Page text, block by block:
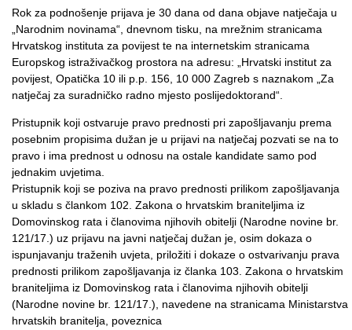
Rok za podnošenje prijava je 30 dana od dana objave natječaja u
„Narodnim novinama“, dnevnom tisku , na mrežnim stranicama
Hrvatskog instituta za povijest te na internetskim stranicama
Europskog istraživačkog prostora na adresu: „Hrvatski institut za
povijest, Opatička 10 ili p.p. 156, 10 000 Zagreb s naznakom „Za
natječaj za suradničko radno mjesto poslijedoktorand“.
Pristupnik koji ostvaruje pravo prednosti pri zapošljavanju prema
posebnim propisima dužan je u prijavi na natječaj pozvati se na to
pravo i ima prednost u odnosu na ostale kandidate samo pod
jednakim uvjetima.
Pristupnik koji se poziva na pravo prednosti prilikom zapošljavanja
u skladu s člankom 102. Zakona o hrvatskim braniteljima iz
Domovinskog rata i članovima njihovih obitelji (Narodne novine br.
121/17.) uz prijavu na javni natječaj dužan je, osim dokaza o
ispunjavanju traženih uvjeta, priložiti i dokaze o ostvarivanju prava
prednosti prilikom zapošljavanja iz članka 103. Zakona o hrvatskim
braniteljima iz Domovinskog rata i članovima njihovih obitelji
(Narodne novine br. 121/17.), navedene na stranicama Ministarstva
hrvatskih branitelja, poveznica